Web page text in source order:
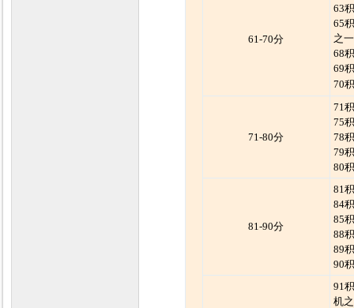
61-70分
63
65
之一
68
69
70
71-80分
71
75
78
79
80
81-90分
81
84
85
88
89
90
91
机